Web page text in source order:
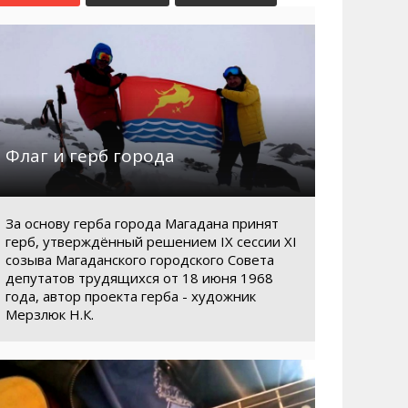
Маршруты. Улицы, остановки
Телефоны
Автобусы Магадан – Аэропорт
Таблица приливов отливов
Интернет
Жилье
Не мусорить
Браконьеры
Флаг и герб города
За основу герба города Магадана принят
герб, утверждённый решением IX сессии XI
созыва Магаданского городского Совета
депутатов трудящихся от 18 июня 1968
года, автор проекта герба - художник
Мерзлюк Н.К.